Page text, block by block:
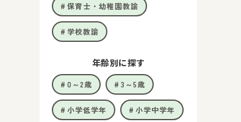
保育士・幼稚園教諭
学校教諭
年齢別に探す
0～2歳 3～5歳
小学低学年 小学中学年